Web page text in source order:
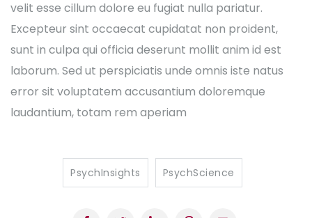
velit esse cillum dolore eu fugiat nulla pariatur.
Excepteur sint occaecat cupidatat non proident,
sunt in culpa qui officia deserunt mollit anim id est
laborum. Sed ut perspiciatis unde omnis iste natus
error sit voluptatem accusantium doloremque
laudantium, totam rem aperiam
PsychInsights PsychScience